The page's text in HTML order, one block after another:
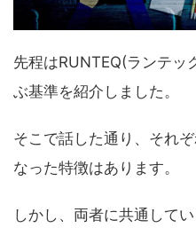
先程はRUNTEQ(ランテッ
ぶ基準を紹介しました。
そこで話した通り、それ
なった特徴はあります。
しかし、両者に共通して